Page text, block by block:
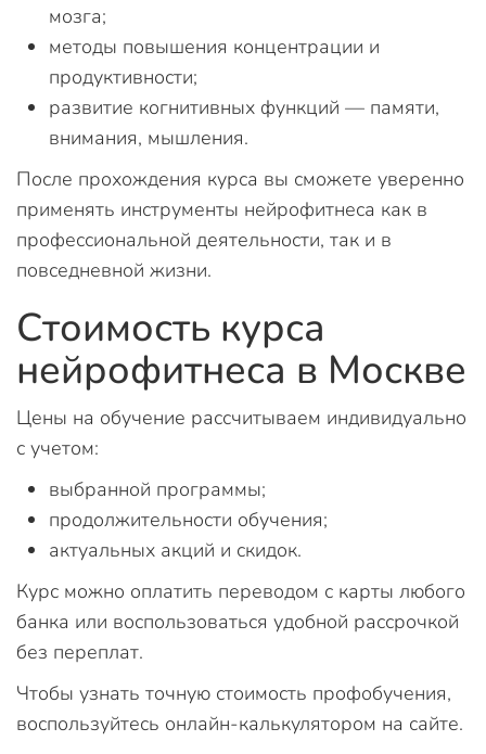
мозга;
методы повышения концентрации и
продуктивности;
развитие когнитивных функций — памяти,
внимания, мышления.
После прохождения курса вы сможете уверенно
применять инструменты нейрофитнеса как в
профессиональной деятельности, так и в
повседневной жизни.
Стоимость курса
нейрофитнеса в Москве
Цены на обучение рассчитываем индивидуально
с учетом:
выбранной программы;
продолжительности обучения;
актуальных акций и скидок.
Курс можно оплатить переводом с карты любого
банка или воспользоваться удобной рассрочкой
без переплат.
Чтобы узнать точную стоимость профобучения,
воспользуйтесь онлайн-калькулятором на сайте.